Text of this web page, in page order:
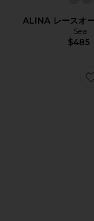
ALINA レースオ
Sea
$485